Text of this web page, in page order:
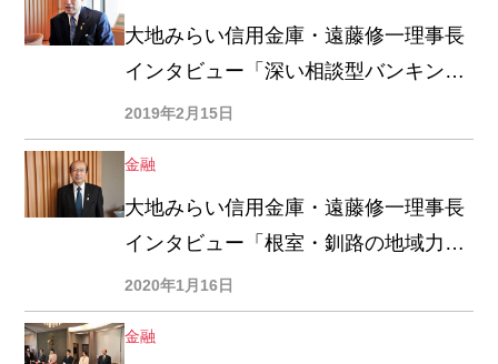
大地みらい信用金庫・遠藤修一理事長
インタビュー「深い相談型バンキング
を目指す」
2019年2月15日
金融
大地みらい信用金庫・遠藤修一理事長
インタビュー「根室・釧路の地域力創
造に向け地域商社を設立する」
2020年1月16日
金融